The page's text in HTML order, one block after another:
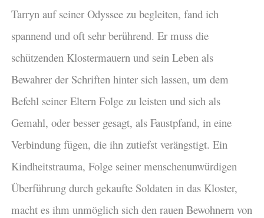
Tarryn auf seiner Odyssee zu begleiten, fand ich
spannend und oft sehr berührend. Er muss die
schützenden Klostermauern und sein Leben als
Bewahrer der Schriften hinter sich lassen, um dem
Befehl seiner Eltern Folge zu leisten und sich als
Gemahl, oder besser gesagt, als Faustpfand, in eine
Verbindung fügen, die ihn zutiefst verängstigt. Ein
Kindheitstrauma, Folge seiner menschenunwürdigen
Überführung durch gekaufte Soldaten in das Kloster,
macht es ihm unmöglich sich den rauen Bewohnern von